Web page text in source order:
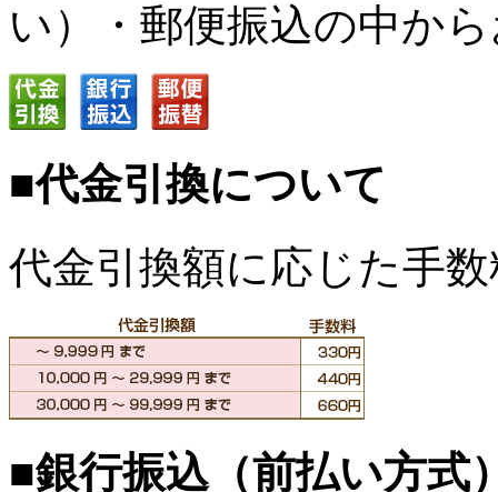
い）・郵便振込の中か
■代金引換について
代金引換額に応じた手
■銀行振込（前払い方式